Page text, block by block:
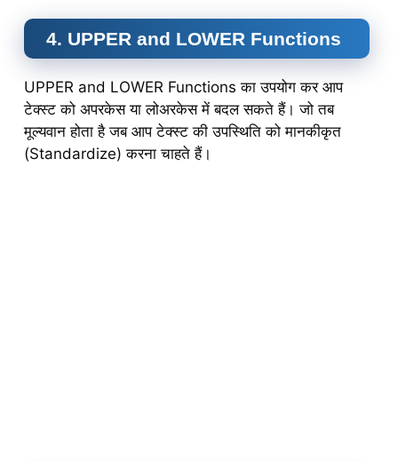
4. UPPER and LOWER Functions
UPPER and LOWER Functions का उपयोग कर आप
टेक्स्ट को अपरकेस या लोअरकेस में बदल सकते हैं। जो तब
मूल्यवान होता है जब आप टेक्स्ट की उपस्थिति को मानकीकृत
(Standardize) करना चाहते हैं।